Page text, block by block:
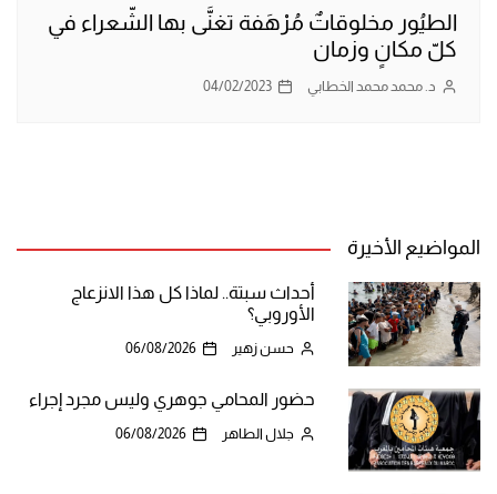
الطيُور مخلوقاتٌ مُرْهَفة تغنَّى بها الشّعراء في
كلّ مكانٍ وزمان
د. محمد محمد الخطابي 04/02/2023
المواضيع الأخيرة
أحداث سبتة.. لماذا كل هذا الانزعاج
الأوروبي؟
حسن زهير 06/08/2026
حضور المحامي جوهري وليس مجرد إجراء
جلال الطاهر 06/08/2026